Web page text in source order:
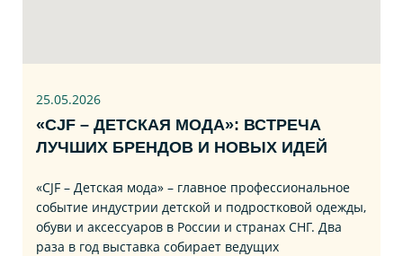
25.05.2026
«CJF – ДЕТСКАЯ МОДА»: ВСТРЕЧА
ЛУЧШИХ БРЕНДОВ И НОВЫХ ИДЕЙ
«CJF – Детская мода» – главное профессиональное
событие индустрии детской и подростковой одежды,
обуви и аксессуаров в России и странах СНГ. Два
раза в год выставка собирает ведущих